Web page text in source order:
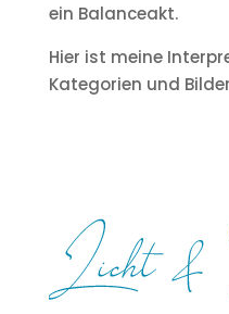
ein Balanceakt.
Hier ist meine
Kategorien und